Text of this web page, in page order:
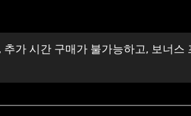
가 시간 구매가 불가능하고, 보너스